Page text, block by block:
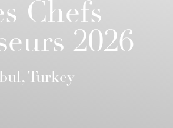
Chefs
2026
Turkey